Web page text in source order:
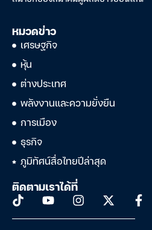
หมวดข่าว
เศรษฐกิจ
หุ้น
ต่างประเทศ
พลังงานและความยั่งยืน
การเมือง
ธุรกิจ
ภูมิทัศน์สื่อไทยปีล่าสุด
ติดตามเราได้ที่